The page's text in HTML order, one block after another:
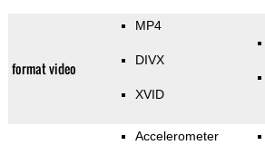
format video
MP4
DIVX
XVID
Accelerometer